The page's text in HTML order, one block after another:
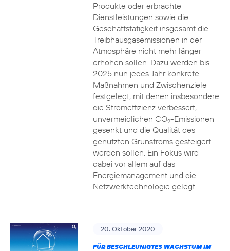
Produkte oder erbrachte
Dienstleistungen sowie die
Geschäftstätigkeit insgesamt die
Treibhausgasemissionen in der
Atmosphäre nicht mehr länger
erhöhen sollen. Dazu werden bis
2025 nun jedes Jahr konkrete
Maßnahmen und Zwischenziele
festgelegt, mit denen insbesondere
die Stromeffizienz verbessert,
unvermeidlichen CO2-Emissionen
gesenkt und die Qualität des
genutzten Grünstroms gesteigert
werden sollen. Ein Fokus wird
dabei vor allem auf das
Energiemanagement und die
Netzwerktechnologie gelegt.
20. Oktober 2020
FÜR BESCHLEUNIGTES WACHSTUM IM